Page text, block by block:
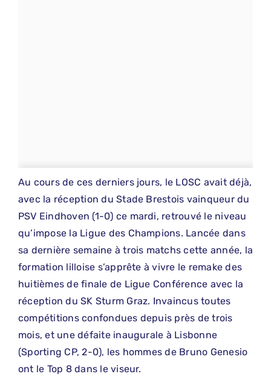
Au cours de ces derniers jours, le LOSC avait déjà,
avec la réception du Stade Brestois vainqueur du
PSV Eindhoven (1-0) ce mardi, retrouvé le niveau
qu’impose la Ligue des Champions. Lancée dans
sa dernière semaine à trois matchs cette année, la
formation lilloise s’apprête à vivre le remake des
huitièmes de finale de Ligue Conférence avec la
réception du SK Sturm Graz. Invaincus toutes
compétitions confondues depuis près de trois
mois, et une défaite inaugurale à Lisbonne
(Sporting CP, 2-0), les hommes de Bruno Genesio
ont le Top 8 dans le viseur.